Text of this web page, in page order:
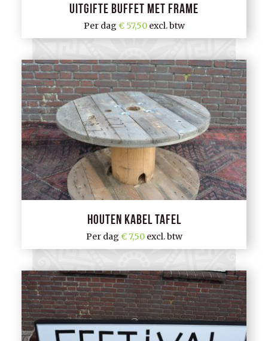
Uitgifte buffet met frame
Per dag 57,50excl. btw
Houten kabel tafel
Per dag 7,50excl. btw